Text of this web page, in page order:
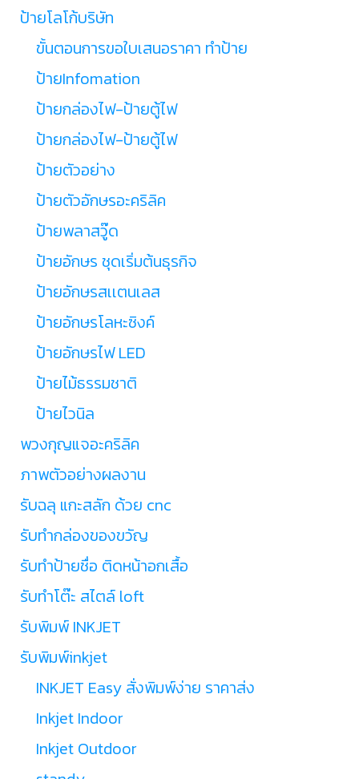
ป้ายโลโก้บริษัท
ขั้นตอนการขอใบเสนอราคา ทำป้าย
ป้ายInfomation
ป้ายกล่องไฟ-ป้ายตู้ไฟ
ป้ายกล่องไฟ-ป้ายตู้ไฟ
ป้ายตัวอย่าง
ป้ายตัวอักษรอะคริลิค
ป้ายพลาสวู๊ด
ป้ายอักษร ชุดเริ่มต้นธุรกิจ
ป้ายอักษรสเเตนเลส
ป้ายอักษรโลหะซิงค์
ป้ายอักษรไฟ LED
ป้ายไม้ธรรมชาติ
ป้ายไวนิล
พวงกุญแจอะคริลิค
ภาพตัวอย่างผลงาน
รับฉลุ แกะสลัก ด้วย cnc
รับทำกล่องของขวัญ
รับทำป้ายชื่อ ติดหน้าอกเสื้อ
รับทำโต๊ะ สไตล์ loft
รับพิมพ์ INKJET
รับพิมพ์inkjet
INKJET Easy สั่งพิมพ์ง่าย ราคาส่ง
Inkjet Indoor
Inkjet Outdoor